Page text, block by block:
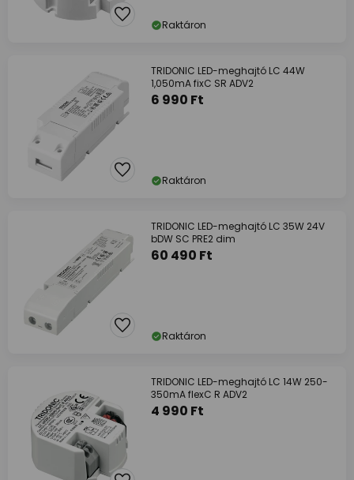
Raktáron
TRIDONIC LED-meghajtó LC 44W
1,050mA fixC SR ADV2
6 990 Ft
Raktáron
TRIDONIC LED-meghajtó LC 35W 24V
bDW SC PRE2 dim
60 490 Ft
Raktáron
TRIDONIC LED-meghajtó LC 14W 250-
350mA flexC R ADV2
4 990 Ft